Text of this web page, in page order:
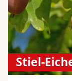
Stiel-